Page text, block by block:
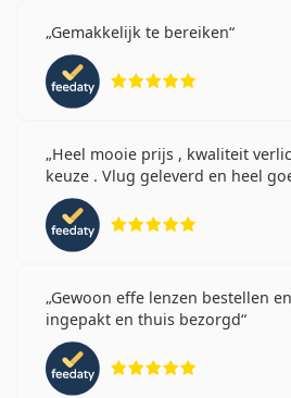
Gemakkelijk te bereiken
Heel mooie prijs , kwaliteit
keuze . Vlug geleverd en heel
Gewoon effe lenzen bestellen
ingepakt en thuis bezorgd